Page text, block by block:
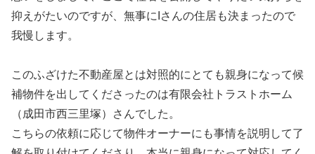
抑えがたいのですが、無事にIさんの住居も決まったので
我慢します。
このふざけた不動産屋とは対照的にとても親身になって候
補物件を出してくださったのは有限会社トラストホーム
（成田市西三里塚）さんでした。
こちらの依頼に応じて物件オーナーにも事情を説明して了